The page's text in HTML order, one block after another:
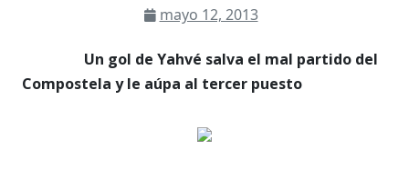
mayo 12, 2013
Un gol de Yahvé salva el mal partido del
Compostela y le aúpa al tercer puesto